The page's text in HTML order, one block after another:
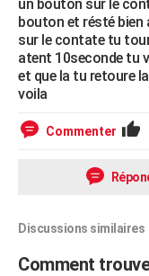
un bouton sur le
bouton et résté bien
sur le contate tu
atent 10seconde tu
et que la tu retoure
voila
Commenter
Discussions similaires
Comment